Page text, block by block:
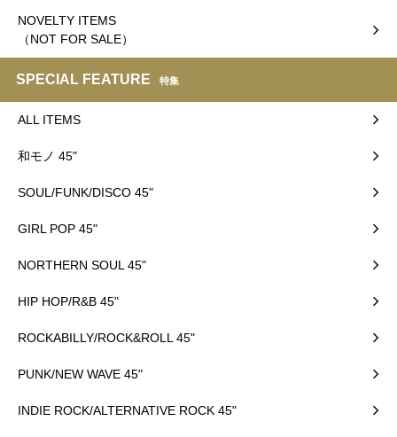
NOVELTY ITEMS
（NOT FOR SALE）
SPECIAL FEATURE 特集
ALL ITEMS
和モノ 45"
SOUL/FUNK/DISCO 45"
GIRL POP 45"
NORTHERN SOUL 45"
HIP HOP/R&B 45"
ROCKABILLY/ROCK&ROLL 45"
PUNK/NEW WAVE 45"
INDIE ROCK/ALTERNATIVE ROCK 45"